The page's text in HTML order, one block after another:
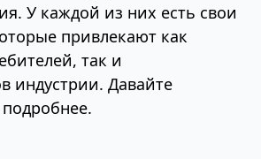
У каждой из них есть свои
привлекают как
так и
индустрии. Давайте